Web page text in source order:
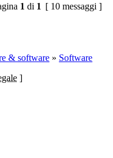
1 di 1 [ 10 messaggi ]
& software » Software
]